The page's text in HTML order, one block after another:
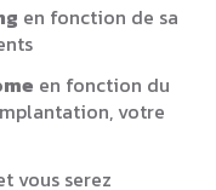
en fonction de sa
en fonction du
votre
vous serez